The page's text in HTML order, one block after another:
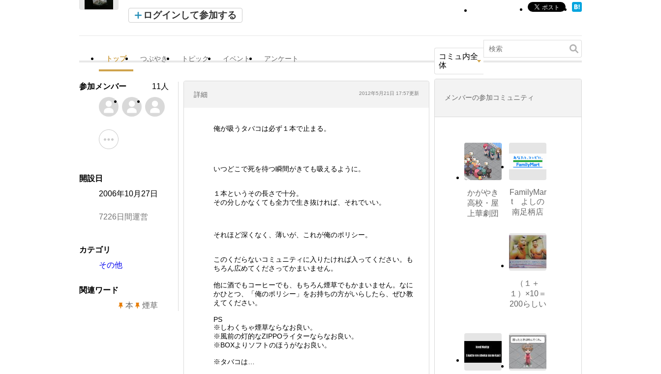
ログインして参加する
トップ つぶやき トピック イベント アンケート
コミュ内全
体
詳細 2012年5月21日 17:57更新
俺が吸うタバコは必ず１本で止まる。
いつどこで死を待つ瞬間がきても吸えるように。
１本というその長さで十分。
その分しかなくても全力で生き抜ければ、それでいい。
それほど深くなく、薄いが、これが俺のポリシー。
このくだらないコミュニティに入りたければ入ってください。も
ちろん広めてくださってかまいません。
他に酒でもコーヒーでも、もちろん煙草でもかまいません。なに
かひとつ、「俺のポリシー」をお持ちの方がいらしたら、ぜひ教
えてください。
PS
※しわくちゃ煙草ならなお良い。
※風前の灯的なZIPPOライターならなお良い。
※BOXよりソフトのほうがなお良い。
※タバコは…
参加メンバー 11人
開設日
2006年10月27日
7226日間運営
カテゴリ
その他
関連ワード
本
煙草
メンバーの参加コミュニティ
かがやき
高校・屋
上華劇団
FamilyMar
t よしの
南足柄店
（１＋
１）×10＝
200らしい